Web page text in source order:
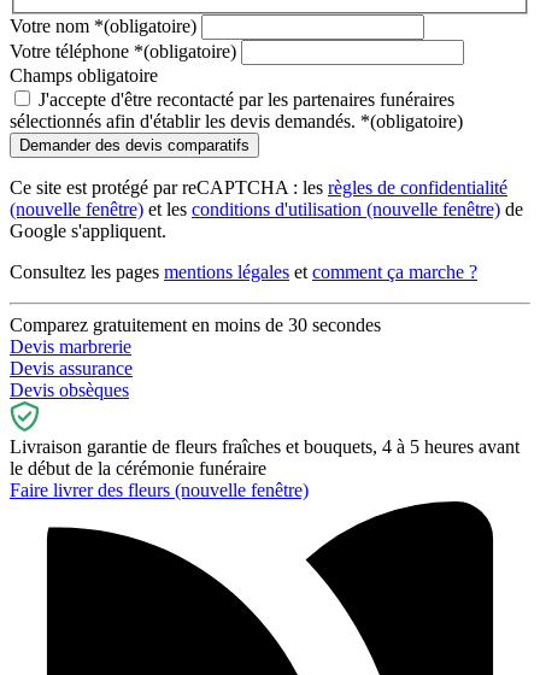
Votre nom *(obligatoire)
Votre téléphone *(obligatoire)
Champs obligatoire
J'accepte d'être recontacté par les partenaires funéraires
sélectionnés afin d'établir les devis demandés. *(obligatoire)
Ce site est protégé par reCAPTCHA : les règles de confidentialité
(nouvelle fenêtre) et les conditions d'utilisation (nouvelle fenêtre) de
Google s'appliquent.
Consultez les pages mentions légales et comment ça marche ?
Comparez gratuitement en moins de 30 secondes
Devis marbrerie
Devis assurance
Devis obsèques
Livraison garantie de fleurs fraîches et bouquets, 4 à 5 heures avant
le début de la cérémonie funéraire
Faire livrer des fleurs (nouvelle fenêtre)